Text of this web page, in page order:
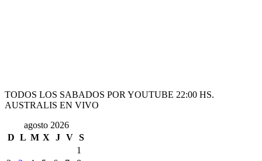
TODOS LOS SABADOS POR YOUTUBE 22:00 HS.
AUSTRALIS EN VIVO
agosto 2026
D L M X J V S
1